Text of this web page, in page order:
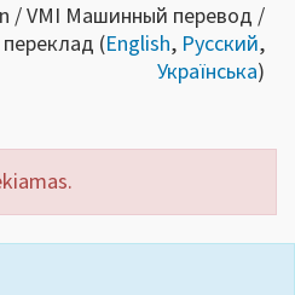
/ VMI Машинный перевод /
(English, Русский,
Українська)